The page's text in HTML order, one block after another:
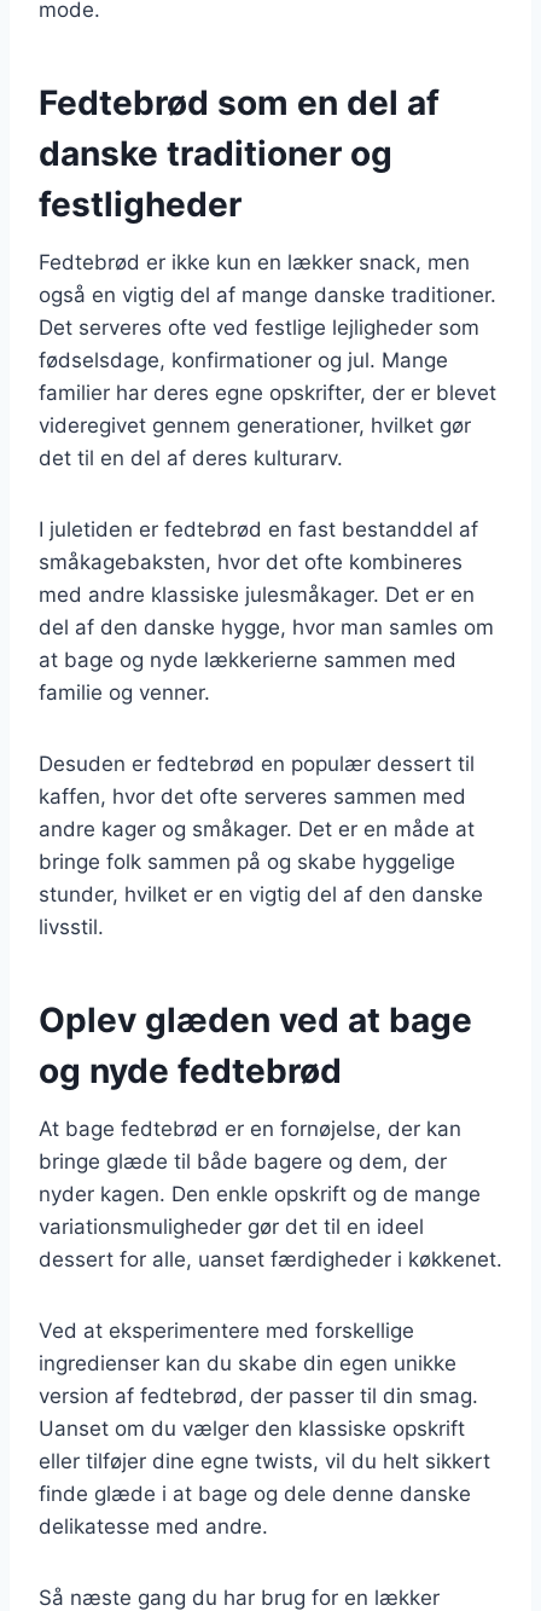
mode.
Fedtebrød som en del af
danske traditioner og
festligheder
Fedtebrød er ikke kun en lækker snack, men
også en vigtig del af mange danske traditioner.
Det serveres ofte ved festlige lejligheder som
fødselsdage, konfirmationer og jul. Mange
familier har deres egne opskrifter, der er blevet
videregivet gennem generationer, hvilket gør
det til en del af deres kulturarv.
I juletiden er fedtebrød en fast bestanddel af
småkagebaksten, hvor det ofte kombineres
med andre klassiske julesmåkager. Det er en
del af den danske hygge, hvor man samles om
at bage og nyde lækkerierne sammen med
familie og venner.
Desuden er fedtebrød en populær dessert til
kaffen, hvor det ofte serveres sammen med
andre kager og småkager. Det er en måde at
bringe folk sammen på og skabe hyggelige
stunder, hvilket er en vigtig del af den danske
livsstil.
Oplev glæden ved at bage
og nyde fedtebrød
At bage fedtebrød er en fornøjelse, der kan
bringe glæde til både bagere og dem, der
nyder kagen. Den enkle opskrift og de mange
variationsmuligheder gør det til en ideel
dessert for alle, uanset færdigheder i køkkenet.
Ved at eksperimentere med forskellige
ingredienser kan du skabe din egen unikke
version af fedtebrød, der passer til din smag.
Uanset om du vælger den klassiske opskrift
eller tilføjer dine egne twists, vil du helt sikkert
finde glæde i at bage og dele denne danske
delikatesse med andre.
Så næste gang du har brug for en lækker